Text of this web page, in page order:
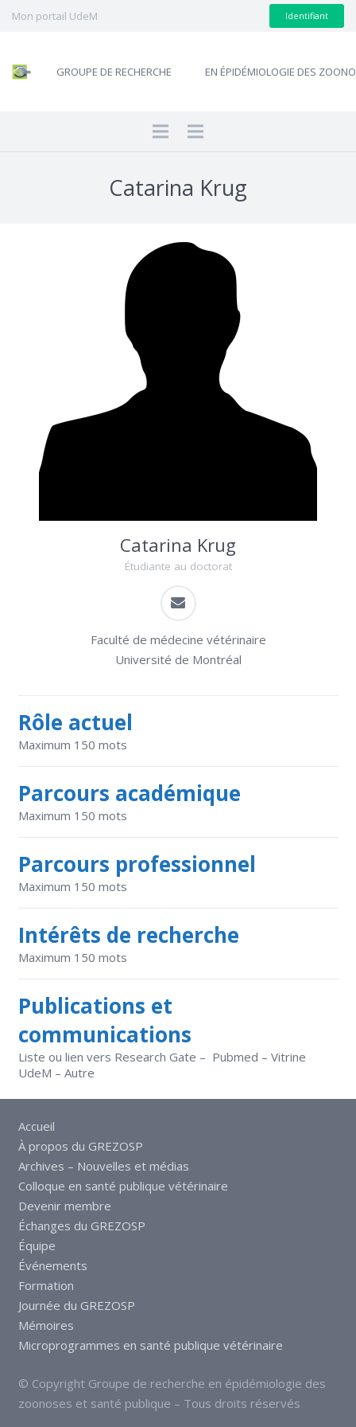
Mon portail UdeM Identifiant
GROUPE DE RECHERCHE EN ÉPIDÉMIOLOGIE DES
Catarina Krug
Catarina Krug
Étudiante au doctorat
Faculté de médecine vétérinaire
Université de Montréal
Rôle actuel
Maximum 150 mots
Parcours académique
Maximum 150 mots
Parcours professionnel
Maximum 150 mots
Intérêts de recherche
Maximum 150 mots
Publications et
communications
Liste ou lien vers Research Gate – Pubmed – Vitrine
UdeM – Autre
Accueil
À propos du GREZOSP
Archives – Nouvelles et médias
Colloque en santé publique vétérinaire
Devenir membre
Échanges du GREZOSP
Équipe
Événements
Formation
Journée du GREZOSP
Mémoires
Microprogrammes en santé publique vétérinaire
© Copyright Groupe de recherche en épidémiologie des
zoonoses et santé publique – Tous droits réservés